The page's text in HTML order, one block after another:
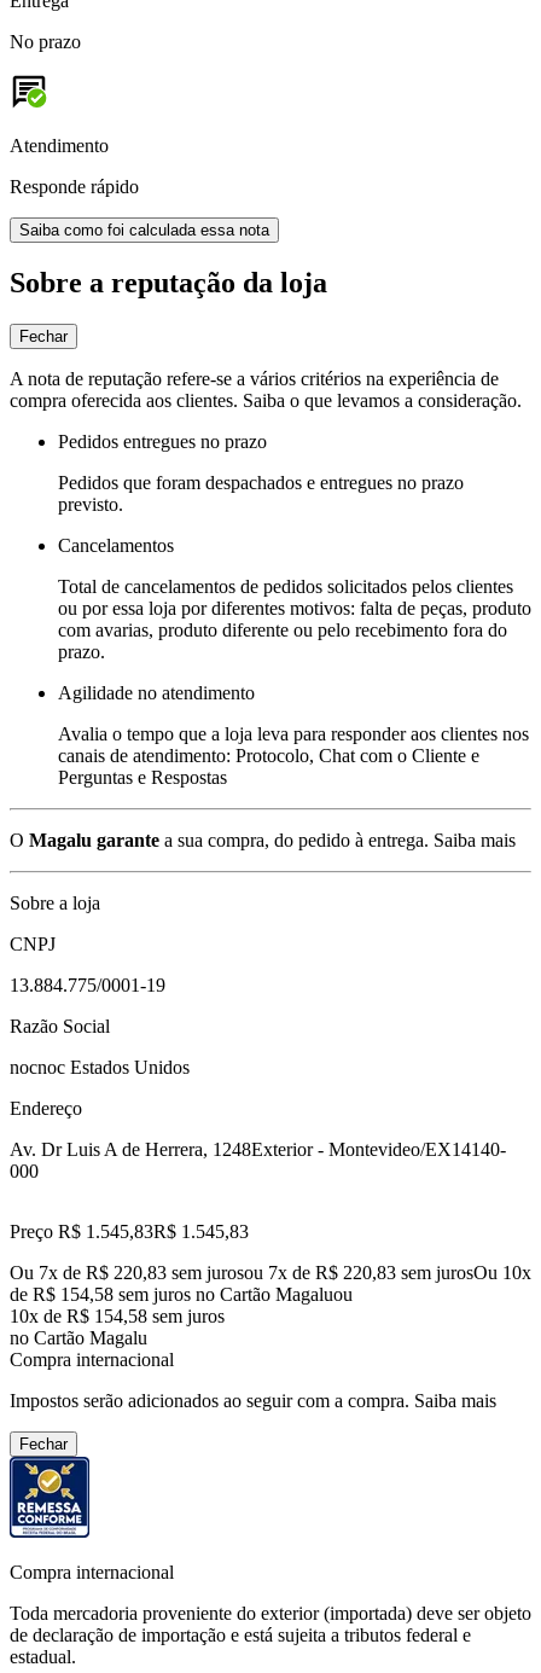
No prazo
Atendimento
Responde rápido
Saiba como foi calculada essa nota
Sobre a reputação da loja
Fechar
A nota de reputação refere-se a vários critérios na experiência de
compra oferecida aos clientes. Saiba o que levamos a consideração.
Pedidos entregues no prazo
Pedidos que foram despachados e entregues no prazo
previsto.
Cancelamentos
Total de cancelamentos de pedidos solicitados pelos clientes
ou por essa loja por diferentes motivos: falta de peças, produto
com avarias, produto diferente ou pelo recebimento fora do
prazo.
Agilidade no atendimento
Avalia o tempo que a loja leva para responder aos clientes nos
canais de atendimento: Protocolo, Chat com o Cliente e
Perguntas e Respostas
O Magalu garante a sua compra, do pedido à entrega. Saiba mais
Sobre a loja
CNPJ
13.884.775/0001-19
Razão Social
nocnoc Estados Unidos
Endereço
Av. Dr Luis A de Herrera, 1248Exterior - Montevideo/EX14140-
000
Preço R$ 1.545,83R$ 1.545,83
Ou 7x de R$ 220,83 sem jurosou 7x de R$ 220,83 sem jurosOu 10x
de R$ 154,58 sem juros no Cartão Magaluou
10x de R$ 154,58 sem juros
no Cartão Magalu
Compra internacional
Impostos serão adicionados ao seguir com a compra. Saiba mais
Fechar
Compra internacional
Toda mercadoria proveniente do exterior (importada) deve ser objeto
de declaração de importação e está sujeita a tributos federal e
estadual.